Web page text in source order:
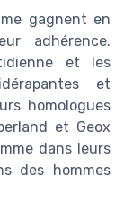
gagnent en
adhérence.
et les
et
homologues
et Geox
dans leurs
des hommes